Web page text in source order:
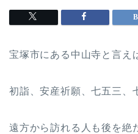
宝塚市にある中山寺と言え
初詣、安産祈願、七五三、
遠方から訪れる人も後を絶